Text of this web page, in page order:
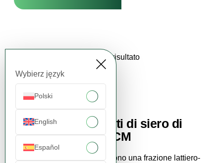
Wybierz język
Polski
English
Español
Nessun risultato
Acquista i
permeati di siero di
latteonline da FDCM
I permeati di siero di latte
sono una frazione lattiero-